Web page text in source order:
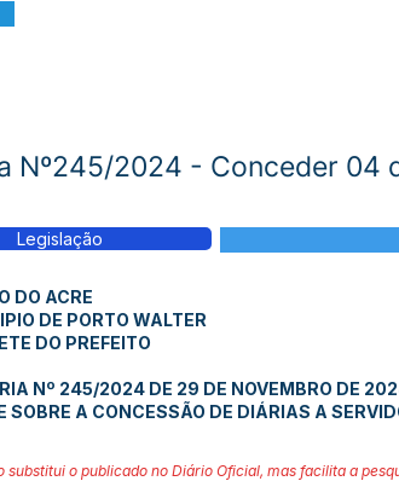
Nº245/2024 - Conceder 04
Legislação
DO ACRE
DE PORTO WALTER
DO PREFEITO
Nº 245/2024 DE 29 DE NOVEMBRO DE
SOBRE A CONCESSÃO DE DIÁRIAS A
substitui o publicado no Diário Oficial, mas facilita a